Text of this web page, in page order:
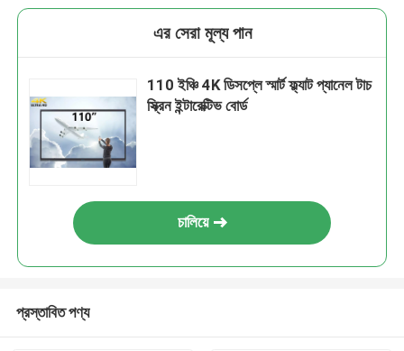
এর সেরা মূল্য পান
110 ইঞ্চি 4K ডিসপ্লে স্মার্ট ফ্ল্যাট প্যানেল টাচ
স্ক্রিন ইন্টারেক্টিভ বোর্ড
চালিয়ে
প্রস্তাবিত পণ্য